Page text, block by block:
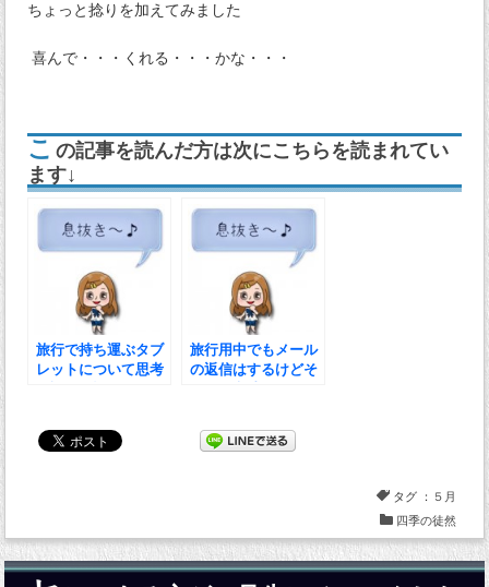
ちょっと捻りを加えてみました
喜んで・・・くれる・・・かな・・・
こ の記事を読んだ方は次にこちらを読まれてい
ます↓
旅行で持ち運ぶタブ
レットについて思考
旅行用中でもメール
の返信はするけどそ
んだタブレット
タグ ：
５月
四季の徒然